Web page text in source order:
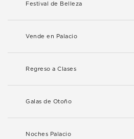
Festival de Belleza
Vende en Palacio
Regreso a Clases
Galas de Otoño
Noches Palacio